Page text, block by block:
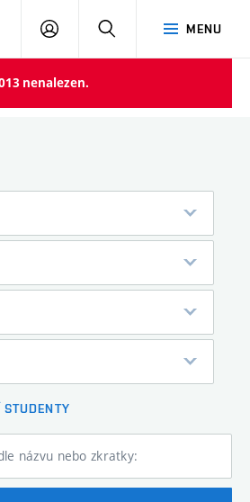
MENU
PŘIHLÁSIT
nenalezen.
názvu nebo zkratky: